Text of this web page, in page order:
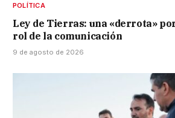
POLÍTICA
Ley de Tierras: una «derrota»
rol de la comunicación
9 de agosto de 2026